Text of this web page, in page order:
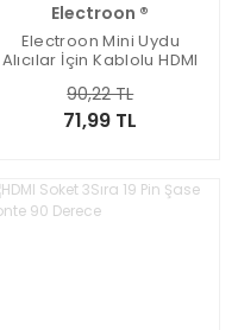
Electroon ®
Electroon Mini Uydu
Alıcılar İçin Kablolu HDMI
71,99 TL
90,22 TL